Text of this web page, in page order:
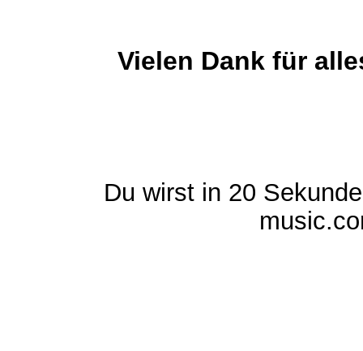
Vielen Dank für
Du wirst in 20